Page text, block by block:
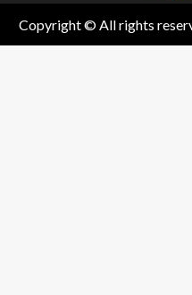
Copyright © All rights